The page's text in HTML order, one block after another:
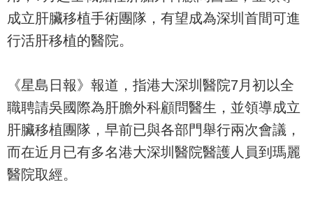
成立肝臟移植手術團隊，有望成為深圳首間可進
行活肝移植的醫院。
《星島日報》報道，指港大深圳醫院7月初以全
職聘請吳國際為肝膽外科顧問醫生，並領導成立
肝臟移植團隊，早前已與各部門舉行兩次會議，
而在近月已有多名港大深圳醫院醫護人員到瑪麗
醫院取經。